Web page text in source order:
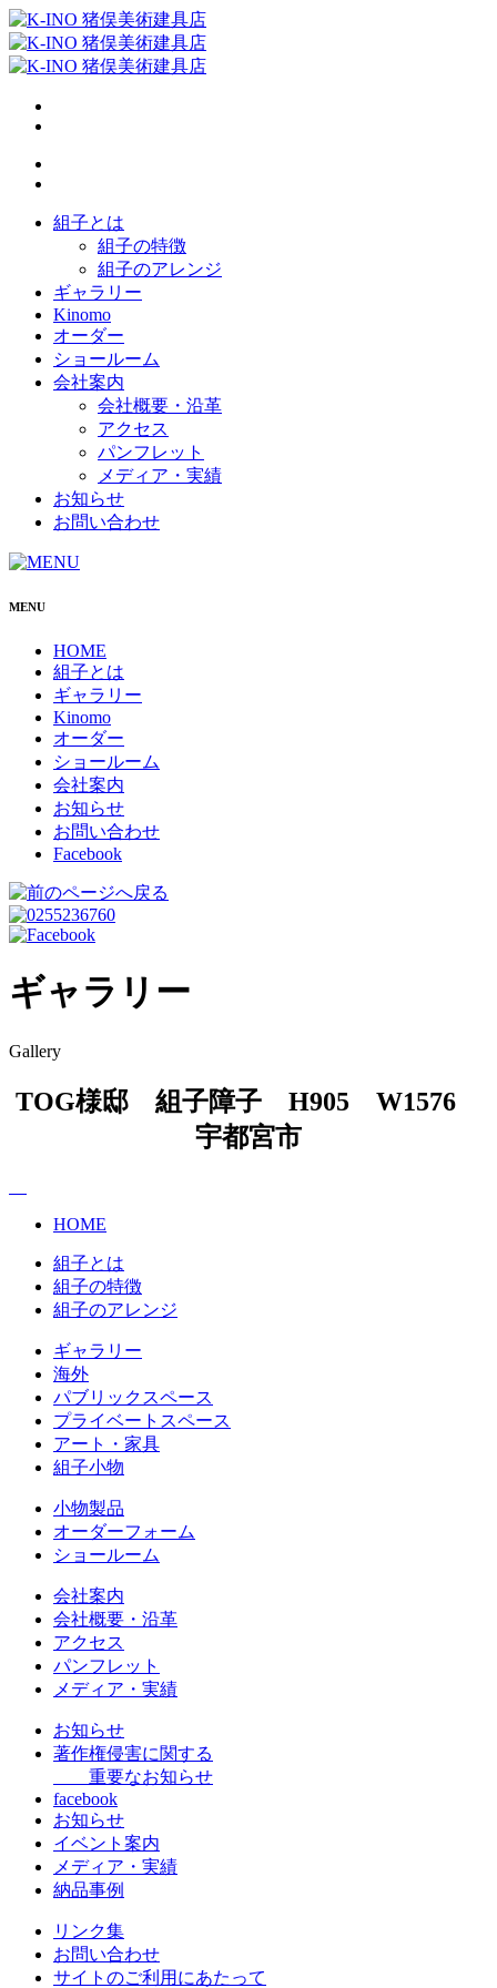
組子とは
組子の特徴
組子のアレンジ
ギャラリー
Kinomo
オーダー
ショールーム
会社案内
会社概要・沿革
アクセス
パンフレット
メディア・実績
お知らせ
お問い合わせ
MENU
HOME
組子とは
ギャラリー
Kinomo
オーダー
ショールーム
会社案内
お知らせ
お問い合わせ
Facebook
ギャラリー
Gallery
TOG様邸 組子障子 H905 W1576
宇都宮市
HOME
組子とは
組子の特徴
組子のアレンジ
ギャラリー
海外
パブリックスペース
プライベートスペース
アート・家具
組子小物
小物製品
オーダーフォーム
ショールーム
会社案内
会社概要・沿革
アクセス
パンフレット
メディア・実績
お知らせ
著作権侵害に関する
重要なお知らせ
facebook
お知らせ
イベント案内
メディア・実績
納品事例
リンク集
お問い合わせ
サイトのご利用にあたって